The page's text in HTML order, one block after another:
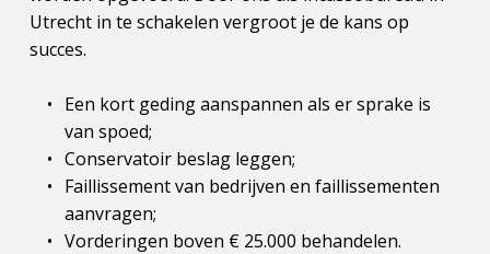
Utrecht in te schakelen vergroot je de kans op
succes.
Een kort geding aanspannen als er sprake is
van spoed;
Conservatoir beslag leggen;
Faillissement van bedrijven en faillissementen
aanvragen;
Vorderingen boven € 25.000 behandelen.